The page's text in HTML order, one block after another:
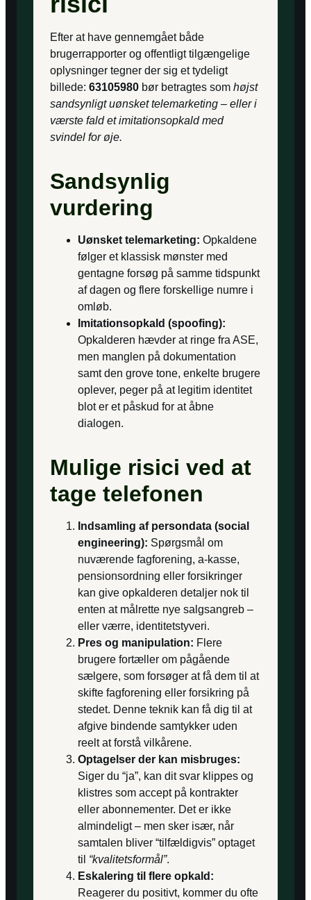
Efter at have gennemgået både
brugerrapporter og offentligt tilgængelige
oplysninger tegner der sig et tydeligt
billede: 63105980 bør betragtes som højst
sandsynligt uønsket telemarketing – eller i
værste fald et imitationsopkald med
svindel for øje.
Sandsynlig
vurdering
Uønsket telemarketing: Opkaldene
følger et klassisk mønster med
gentagne forsøg på samme tidspunkt
af dagen og flere forskellige numre i
omløb.
Imitationsopkald (spoofing):
Opkalderen hævder at ringe fra ASE,
men manglen på dokumentation
samt den grove tone, enkelte brugere
oplever, peger på at legitim identitet
blot er et påskud for at åbne
dialogen.
Mulige risici ved at
tage telefonen
Indsamling af persondata (social
engineering): Spørgsmål om
nuværende fagforening, a-kasse,
pensionsordning eller forsikringer
kan give opkalderen detaljer nok til
enten at målrette nye salgsangreb –
eller værre, identitetstyveri.
Pres og manipulation: Flere
brugere fortæller om pågående
sælgere, som forsøger at få dem til at
skifte fagforening eller forsikring på
stedet. Denne teknik kan få dig til at
afgive bindende samtykker uden
reelt at forstå vilkårene.
Optagelser der kan misbruges:
Siger du “ja”, kan dit svar klippes og
klistres som accept på kontrakter
eller abonnementer. Det er ikke
almindeligt – men sker især, når
samtalen bliver “tilfældigvis” optaget
til “kvalitetsformål”.
Eskalering til flere opkald:
Reagerer du positivt, kommer du ofte